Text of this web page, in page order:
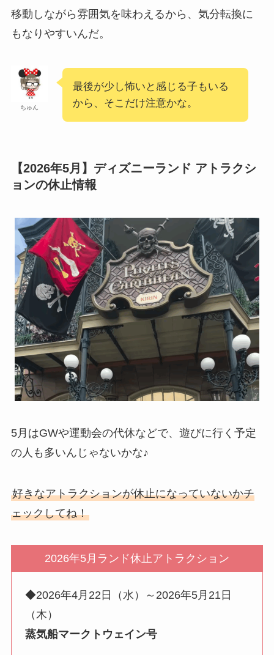
移動しながら雰囲気を味わえるから、気分転換に
もなりやすいんだ。
ちゅん
最後が少し怖いと感じる子もいる
から、そこだけ注意かな。
【2026年5月】ディズニーランド アトラクシ
ョンの休止情報
5月はGWや運動会の代休などで、遊びに行く予定
の人も多いんじゃないかな♪
好きなアトラクションが休止になっていないかチ
ェックしてね！
2026年5月ランド休止アトラクション
◆2026年4月22日（水）～2026年5月21日
（木）
蒸気船マークトウェイン号